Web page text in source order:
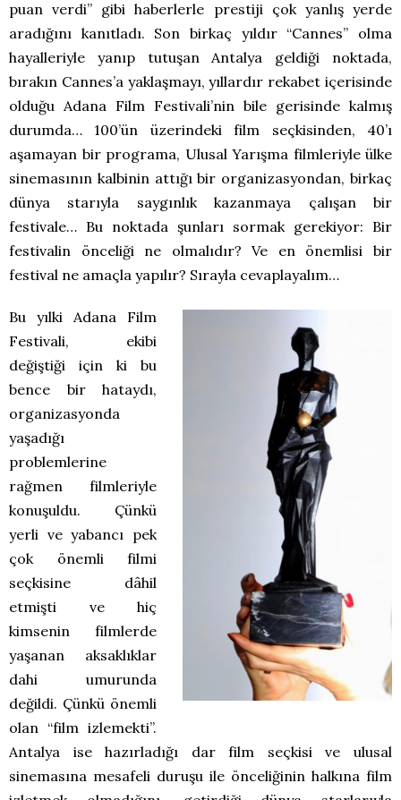
puan verdi” gibi haberlerle prestiji çok yanlış yerde
aradığını kanıtladı. Son birkaç yıldır “Cannes” olma
hayalleriyle yanıp tutuşan Antalya geldiği noktada,
bırakın Cannes’a yaklaşmayı, yıllardır rekabet içerisinde
olduğu Adana Film Festivali’nin bile gerisinde kalmış
durumda… 100’ün üzerindeki film seçkisinden, 40’ı
aşamayan bir programa, Ulusal Yarışma filmleriyle ülke
sinemasının kalbinin attığı bir organizasyondan, birkaç
dünya starıyla saygınlık kazanmaya çalışan bir
festivale… Bu noktada şunları sormak gerekiyor: Bir
festivalin önceliği ne olmalıdır? Ve en önemlisi bir
festival ne amaçla yapılır? Sırayla cevaplayalım…
Bu yılki Adana Film
Festivali, ekibi
değiştiği için ki bu
bence bir hataydı,
organizasyonda
yaşadığı
problemlerine
rağmen filmleriyle
konuşuldu. Çünkü
yerli ve yabancı pek
çok önemli filmi
seçkisine dâhil
etmişti ve hiç
kimsenin filmlerde
yaşanan aksaklıklar
dahi umurunda
değildi. Çünkü önemli
olan “film izlemekti”.
Antalya ise hazırladığı dar film seçkisi ve ulusal
sinemasına mesafeli duruşu ile önceliğinin halkına film